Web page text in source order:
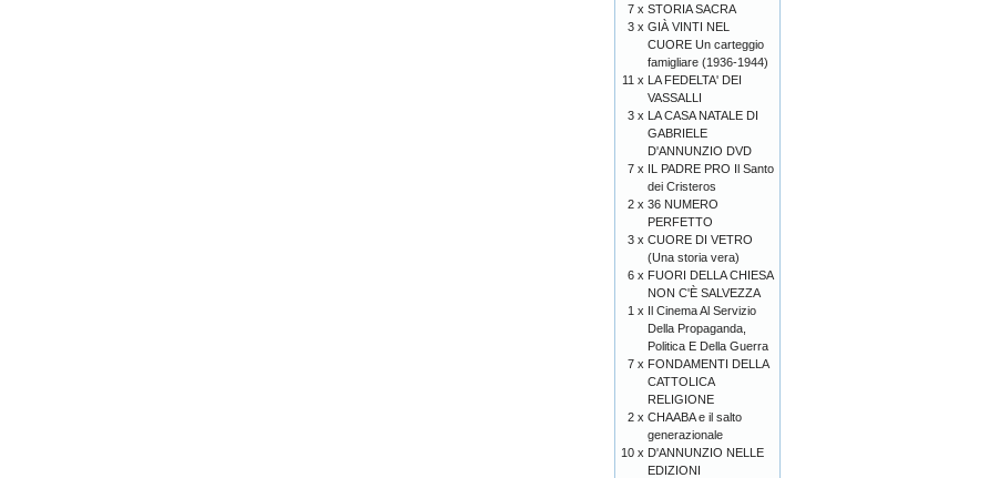
7 x STORIA SACRA
3 x GIÀ VINTI NEL
CUORE Un carteggio
famigliare (1936-1944)
11 x LA FEDELTA' DEI
VASSALLI
3 x LA CASA NATALE DI
GABRIELE
D'ANNUNZIO DVD
7 x IL PADRE PRO Il Santo
dei Cristeros
2 x 36 NUMERO
PERFETTO
3 x CUORE DI VETRO
(Una storia vera)
6 x FUORI DELLA CHIESA
NON C'È SALVEZZA
1 x Il Cinema Al Servizio
Della Propaganda,
Politica E Della Guerra
7 x FONDAMENTI DELLA
CATTOLICA
RELIGIONE
2 x CHAABA e il salto
generazionale
10 x D'ANNUNZIO NELLE
EDIZIONI